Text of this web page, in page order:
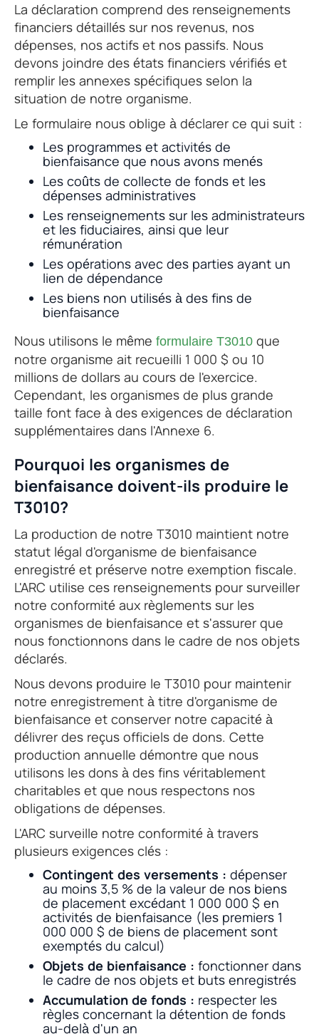
La déclaration comprend des renseignements
financiers détaillés sur nos revenus, nos
dépenses, nos actifs et nos passifs. Nous
devons joindre des états financiers vérifiés et
remplir les annexes spécifiques selon la
situation de notre organisme.
Le formulaire nous oblige à déclarer ce qui suit :
Les programmes et activités de
bienfaisance que nous avons menés
Les coûts de collecte de fonds et les
dépenses administratives
Les renseignements sur les administrateurs
et les fiduciaires, ainsi que leur
rémunération
Les opérations avec des parties ayant un
lien de dépendance
Les biens non utilisés à des fins de
bienfaisance
Nous utilisons le même formulaire T3010 que
notre organisme ait recueilli 1 000 $ ou 10
millions de dollars au cours de l'exercice.
Cependant, les organismes de plus grande
taille font face à des exigences de déclaration
supplémentaires dans l'Annexe 6.
Pourquoi les organismes de
bienfaisance doivent-ils produire le
T3010?
La production de notre T3010 maintient notre
statut légal d'organisme de bienfaisance
enregistré et préserve notre exemption fiscale.
L'ARC utilise ces renseignements pour surveiller
notre conformité aux règlements sur les
organismes de bienfaisance et s'assurer que
nous fonctionnons dans le cadre de nos objets
déclarés.
Nous devons produire le T3010 pour maintenir
notre enregistrement à titre d'organisme de
bienfaisance et conserver notre capacité à
délivrer des reçus officiels de dons. Cette
production annuelle démontre que nous
utilisons les dons à des fins véritablement
charitables et que nous respectons nos
obligations de dépenses.
L'ARC surveille notre conformité à travers
plusieurs exigences clés :
Contingent des versements : dépenser
au moins 3,5 % de la valeur de nos biens
de placement excédant 1 000 000 $ en
activités de bienfaisance (les premiers 1
000 000 $ de biens de placement sont
exemptés du calcul)
Objets de bienfaisance : fonctionner dans
le cadre de nos objets et buts enregistrés
Accumulation de fonds : respecter les
règles concernant la détention de fonds
au-delà d'un an